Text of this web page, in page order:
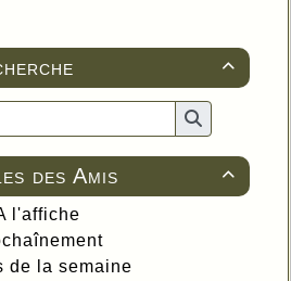


des Amis
l'affiche
de la semaine